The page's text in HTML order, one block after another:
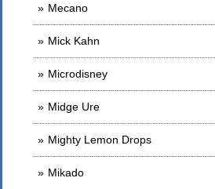
Mecano
Mick Kahn
Microdisney
Midge Ure
Mighty Lemon Drops
Mikado